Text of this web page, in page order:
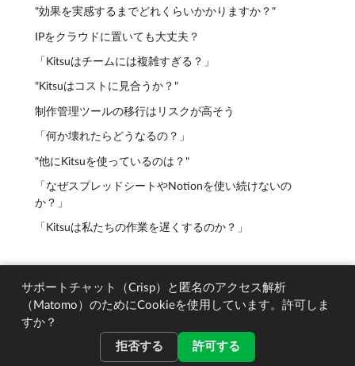
"効果を実感するまでどれくらいかかりますか？"
IPをクラウドに置いても大丈夫？
「Kitsuはチームには複雑すぎる？」
"Kitsuはコストに見合うか？"
制作管理ツールの移行はリスクが高そう
「何か壊れたらどうなるの？」
"他にKitsuを使っているのは？"
「なぜスプレッドシートやNotionを使い続けないの
か？」
「Kitsuは私たちの作業を遅くするのか？」
© 2026 CGWire. All rights reserved.
サポートチャット（Crisp）と匿名のアクセス解析
（Matomo）のためにCookieを使用しています。許可しま
すか？
拒否する 許可する